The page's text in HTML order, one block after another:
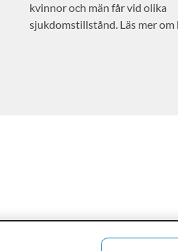
kvinnor och män får vid olika
sjukdomstillstånd. Läs mer om